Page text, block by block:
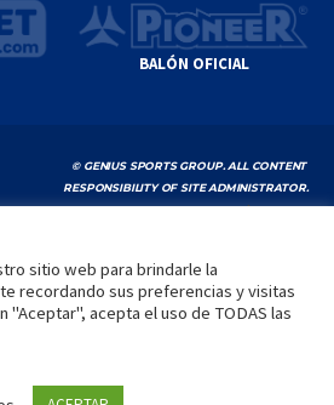
BALÓN OFICIAL
© GENIUS SPORTS GROUP. ALL CONTENT
RESPONSIBILITY OF SITE ADMINISTRATOR.
YOUTUBE TERMS OF SERVICE|GOOGLE
VIDEOS MEDIA CONTACTO
sitio web para brindarle la
recordando sus preferencias y visitas
"Aceptar", acepta el uso de TODAS las